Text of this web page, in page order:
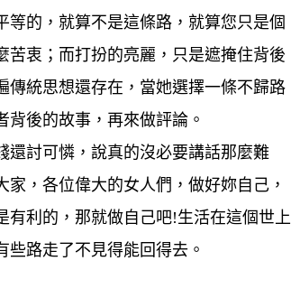
的，就算不是這條路，就算您只是個
衷；而打扮的亮麗，只是遮掩住背後
傳統思想還存在，當她選擇一條不歸路
後的故事，再來做評論。
還討可憐，說真的沒必要講話那麼難
，各位偉大的女人們，做好妳自己，
有利的，那就做自己吧!生活在這個世上
路走了不見得能回得去。